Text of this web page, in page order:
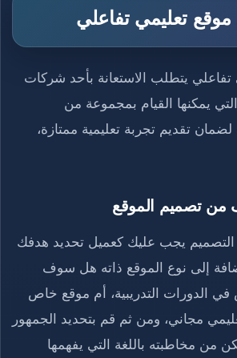
تعليمي تفاعلي
يتطلب الاستعانة بأحد شركات
يمكنها القيام بمجموعة من
تقديم تجربة تعليمية ممتازة،
التصميم يجب عليك كعميل تحديد هدفك
إلى نوع الموقع ذاته هل سوف
الدورات التدريبية، أم موقع خاص
مجاني، ومن ثم قم بتحديد الجمهور
من مخاطبته باللغة التي يفهمها